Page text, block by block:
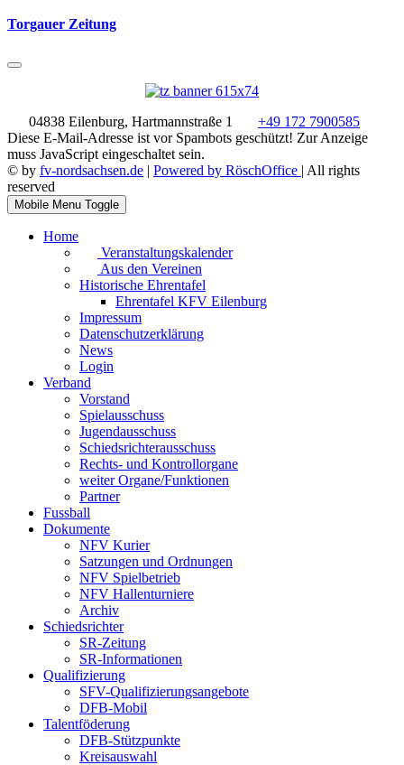
Torgauer Zeitung
04838 Eilenburg, Hartmannstraße 1
+49 172 7900585
Diese E-Mail-Adresse ist vor Spambots geschützt! Zur Anzeige
muss JavaScript eingeschaltet sein.
© by fv-nordsachsen.de | Powered by RöschOffice | All rights
reserved
Mobile Menu Toggle
Home
Veranstaltungskalender
Aus den Vereinen
Historische Ehrentafel
Ehrentafel KFV Eilenburg
Impressum
Datenschutzerklärung
News
Login
Verband
Vorstand
Spielausschuss
Jugendausschuss
Schiedsrichterausschuss
Rechts- und Kontrollorgane
weiter Organe/Funktionen
Partner
Fussball
Dokumente
NFV Kurier
Satzungen und Ordnungen
NFV Spielbetrieb
NFV Hallenturniere
Archiv
Schiedsrichter
SR-Zeitung
SR-Informationen
Qualifizierung
SFV-Qualifizierungsangebote
DFB-Mobil
Talentföderung
DFB-Stützpunkte
Kreisauswahl